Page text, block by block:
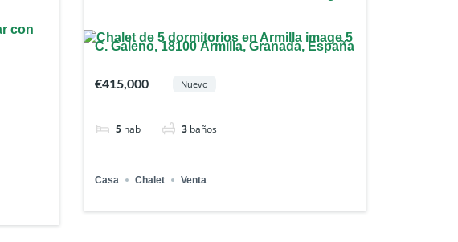
C. Galeno, 18100 Armilla, Granada, España
€415,000 Nuevo
5 hab 3 baños
Casa Chalet Venta